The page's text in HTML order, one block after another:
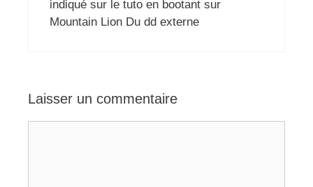
indiqué sur le tuto en bootant sur
Mountain Lion Du dd externe
Laisser un commentaire